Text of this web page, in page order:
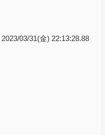
2023/03/31(金) 22:13:28.88